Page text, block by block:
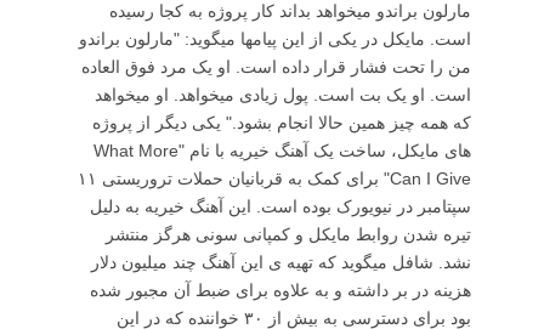
مارلون براندو میخواهد بداند کار پروژه به کجا رسیده
است. مایکل در یکی از این پیامها میگوید: "مارلون براندو
من را تحت فشار قرار داده است. او یک مرد فوق العاده
است. او یک بت است. پول زیادی میخواهد. او میخواهد
که همه چیز همین حالا انجام بشود." یکی دیگر از پروژه
های مایکل، ساخت یک آهنگ خیریه با نام "What More
Can I Give" برای کمک به قربانیان حملات تروریستی ۱۱
سپتامبر در نیویورک بوده است. این آهنگ خیریه به دلیل
تیره شدن روابط مایکل و کمپانی سونی هرگز منتشر
نشد. شافل میگوید که تهیه ی این آهنگ چند میلیون دلار
هزینه در بر داشته و به علاوه برای ضبط آن مجبور شده
بود برای دسترسی به بیش از ۳۰ خواننده که در این